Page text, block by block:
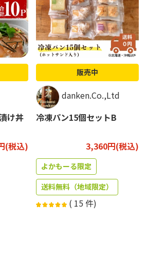
け丼
(税込)
販売中
danken.Co.,Ltd
冷凍パン15個セットB
3,360円(税込)
よかもーる限定
送料無料（地域限定）
( 15 件)